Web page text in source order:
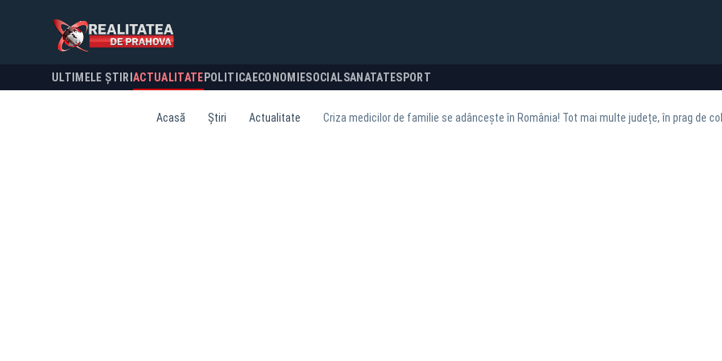
ULTIMELE ȘTIRI ACTUALITATE POLITICA ECONOMIESOCIALSANATATESPORT
Acasă Știri Actualitate Criza medicilor de familie se adâncește în România! Tot mai multe județe, în prag de